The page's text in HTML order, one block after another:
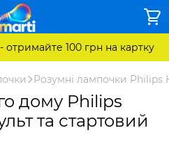
отримайте 100 грн на картку
Розумні лампочки Philips
дому Philips
та стартовий